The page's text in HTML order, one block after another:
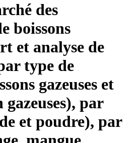
des
boissons
et analyse de
type de
gazeuses et
gazeuses), par
et poudre), par